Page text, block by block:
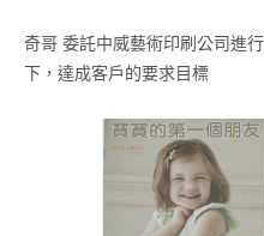
奇哥 委託中威藝術印刷公司進
下，達成客戶的要求目標